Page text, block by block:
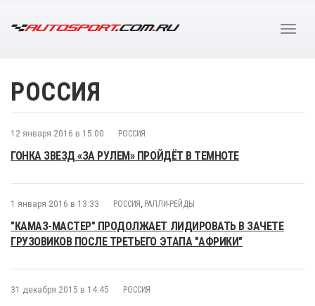
РОССИЯ
12 января 2016 в 15:00 РОССИЯ
ГОНКА ЗВЕЗД «ЗА РУЛЕМ» ПРОЙДЁТ В ТЕМНОТЕ
1 января 2016 в 13:33 РОССИЯ , РАЛЛИ-РЕЙДЫ
"КАМАЗ-МАСТЕР" ПРОДОЛЖАЕТ ЛИДИРОВАТЬ В ЗАЧЕТЕ
ГРУЗОВИКОВ ПОСЛЕ ТРЕТЬЕГО ЭТАПА "АФРИКИ"
31 декабря 2015 в 14:45 РОССИЯ